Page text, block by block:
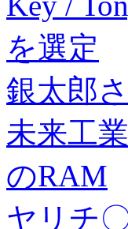
を選定
銀太郎
未来工
のRAM
ヤリチ